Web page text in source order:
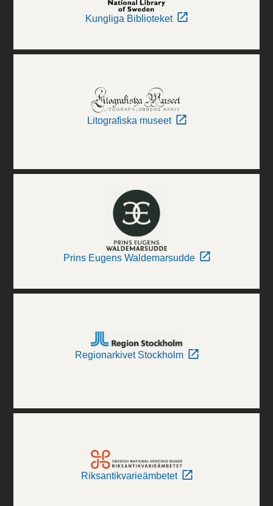
Kungliga Biblioteket
Litografiska museet
Prins Eugens Waldemarsudde
Regionarkivet Stockholm
Riksantikvarieämbetet